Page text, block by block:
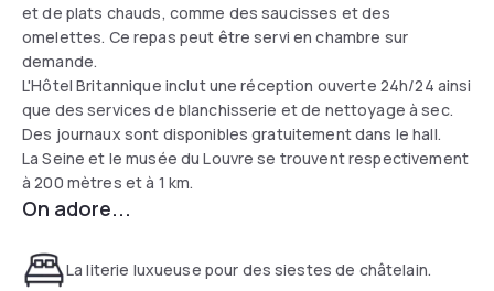
et de plats chauds, comme des saucisses et des
omelettes. Ce repas peut être servi en chambre sur
demande.
L'Hôtel Britannique inclut une réception ouverte 24h/24 ainsi
que des services de blanchisserie et de nettoyage à sec.
Des journaux sont disponibles gratuitement dans le hall.
La Seine et le musée du Louvre se trouvent respectivement
à 200 mètres et à 1 km.
On adore...
La literie luxueuse pour des siestes de châtelain.